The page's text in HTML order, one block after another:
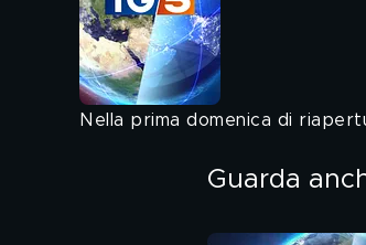
Nella prima domenica di
Guarda